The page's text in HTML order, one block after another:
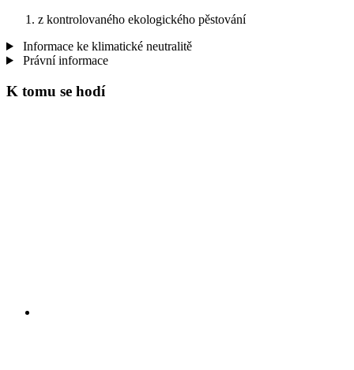
z kontrolovaného ekologického pěstování
Informace ke klimatické neutralitě
Právní informace
K tomu se hodí